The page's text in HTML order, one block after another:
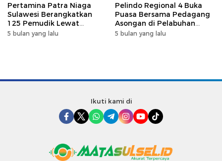
Pertamina Patra Niaga
Sulawesi Berangkatkan
125 Pemudik Lewat
Program Mudik Gratis
5 bulan yang lalu
Pelindo Regional 4 Buka
Puasa Bersama Pedagang
Asongan di Pelabuhan
Makassar, Perkuat
5 bulan yang lalu
Ikuti kami di